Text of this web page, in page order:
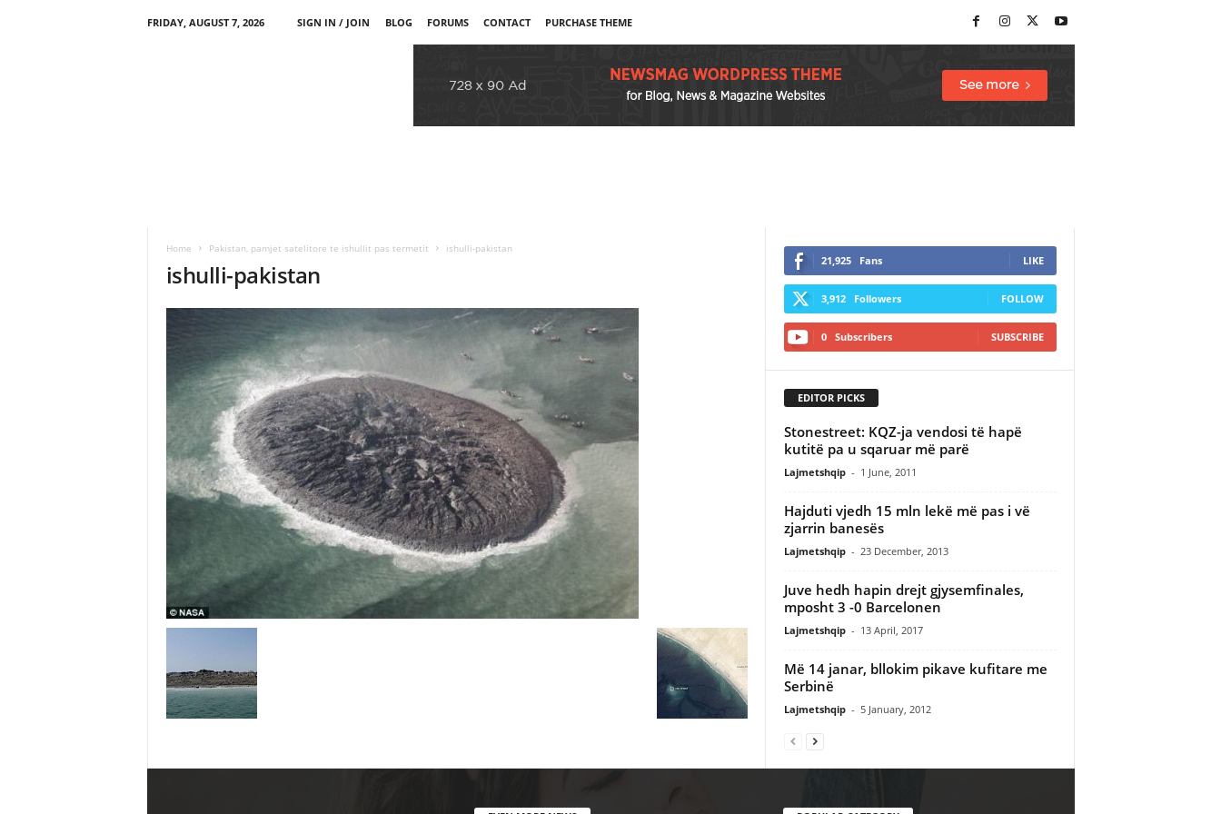
FRIDAY, AUGUST 7, 2026 SIGN IN / JOIN BLOG FORUMS CONTACT PURCHASE THEME
Home Pakistan, pamjet satelitore te ishullit pas termetit ishulli-pakistan
ishulli-pakistan 21,925 Fans LIKE
3,912 Followers FOLLOW
0 Subscribers SUBSCRIBE
EDITOR PICKS
Stonestreet: KQZ-ja vendosi të hapë
kutitë pa u sqaruar më parë
Lajmetshqip - 1 June, 2011
Hajduti vjedh 15 mln lekë më pas i vë
zjarrin banesës
Lajmetshqip - 23 December, 2013
Juve hedh hapin drejt gjysemfinales,
mposht 3 -0 Barcelonen
Lajmetshqip - 13 April, 2017
Më 14 janar, bllokim pikave kufitare me
Serbinë
Lajmetshqip - 5 January, 2012